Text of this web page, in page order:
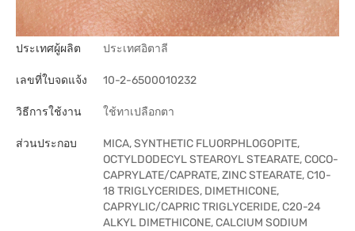
ประเทศผู้ผลิต ประเทศอิตาลี
เลขที่ใบจดแจ้ง 10-2-6500010232
วิธีการใช้งาน ใช้ทาเปลือกตา
ส่วนประกอบ
MICA, SYNTHETIC FLUORPHLOGOPITE,
OCTYLDODECYL STEAROYL STEARATE, COCO-
CAPRYLATE/CAPRATE, ZINC STEARATE, C10-
18 TRIGLYCERIDES, DIMETHICONE,
CAPRYLIC/CAPRIC TRIGLYCERIDE, C20-24
ALKYL DIMETHICONE, CALCIUM SODIUM